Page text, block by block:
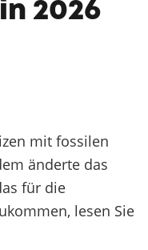
2026
mit fossilen
änderte das
für die
lesen Sie